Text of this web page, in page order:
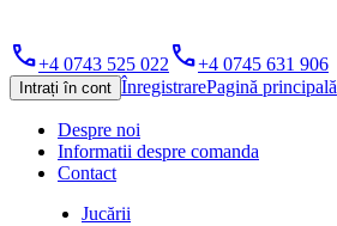
phone+4 0743 525 022 phone+4 0745 631 906
Intrați în cont ÎnregistrarePagină principală
Despre noi
Informatii despre comanda
Contact
Jucării